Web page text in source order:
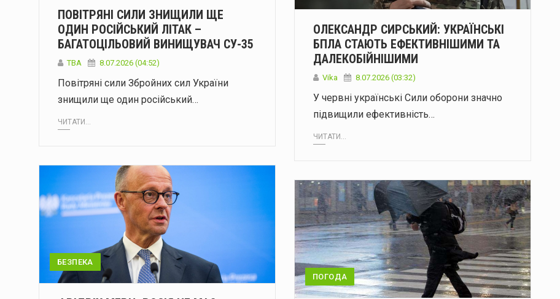
ПОВІТРЯНІ СИЛИ ЗНИЩИЛИ ЩЕ
ОДИН РОСІЙСЬКИЙ ЛІТАК –
БАГАТОЦІЛЬОВИЙ ВИНИЩУВАЧ CУ-35
ТВА 8.07.2026 (04:52)
Повітряні сили Збройних сил України
знищили ще один російський…
ЧИТАТИ...
ОЛЕКСАНДР СИРСЬКИЙ: УКРАЇНСЬКІ
БПЛА СТАЮТЬ ЕФЕКТИВНІШИМИ ТА
ДАЛЕКОБІЙНІШИМИ
Vika 8.07.2026 (03:32)
У червні українські Сили оборони значно
підвищили ефективність…
ЧИТАТИ...
БЕЗПЕКА
ПОГОДА